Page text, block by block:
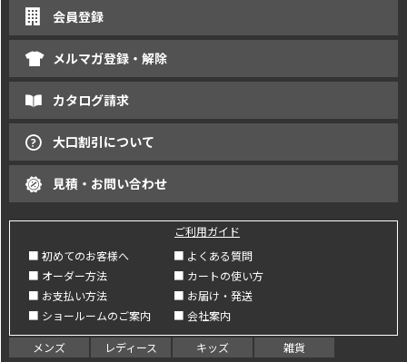
会員登録
メルマガ登録・解除
カタログ請求
大口割引について
見積・お問い合わせ
ご利用ガイド
■ 初めてのお客様へ
■ よくある質問
■ オーダー方法
■ カートの使い方
■ お支払い方法
■ お届け・発送
■ ショールームのご案内
■ 会社案内
メンズ レディース キッズ 雑貨